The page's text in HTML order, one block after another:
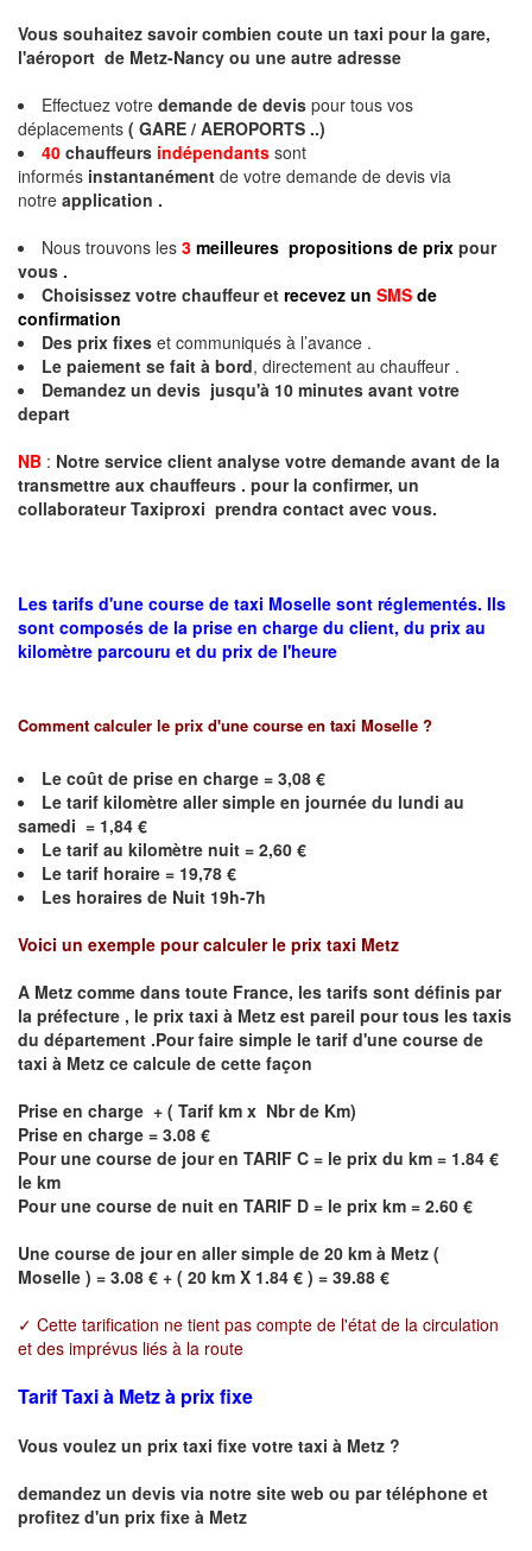
Vous souhaitez savoir combien coute un taxi pour la gare,
l'aéroport de Metz-Nancy ou une autre adresse
Effectuez votre demande de devis pour tous vos
déplacements ( GARE / AEROPORTS ..)
40 chauffeurs indépendants sont
informés instantanément de votre demande de devis via
notre application .
Nous trouvons les 3 meilleures propositions de prix pour
vous .
Choisissez votre chauffeur et recevez un SMS de
confirmation
Des prix fixes et communiqués à l’avance .
Le paiement se fait à bord, directement au chauffeur .
Demandez un devis jusqu'à 10 minutes avant votre
depart
NB : Notre service client analyse votre demande avant de la
transmettre aux chauffeurs . pour la confirmer, un
collaborateur Taxiproxi prendra contact avec vous.
Les tarifs d'une course de taxi Moselle sont réglementés. Ils
sont composés de la prise en charge du client, du prix au
kilomètre parcouru et du prix de l'heure
Comment calculer le prix d'une course en taxi Moselle ?
Le coût de prise en charge = 3,08 €
Le tarif kilomètre aller simple en journée du lundi au
samedi = 1,84 €
Le tarif au kilomètre nuit = 2,60 €
Le tarif horaire = 19,78 €
Les horaires de Nuit 19h-7h
Voici un exemple pour calculer le prix taxi Metz
A Metz comme dans toute France, les tarifs sont définis par
la préfecture , le prix taxi à Metz est pareil pour tous les taxis
du département .Pour faire simple le tarif d'une course de
taxi à Metz ce calcule de cette façon
Prise en charge + ( Tarif km x Nbr de Km)
Prise en charge = 3.08 €
Pour une course de jour en TARIF C = le prix du km = 1.84 €
le km
Pour une course de nuit en TARIF D = le prix km = 2.60 €
Une course de jour en aller simple de 20 km à Metz (
Moselle ) = 3.08 € + ( 20 km X 1.84 € ) = 39.88 €
✓ Cette tarification ne tient pas compte de l'état de la circulation
et des imprévus liés à la route
Tarif Taxi à Metz à prix fixe
Vous voulez un prix taxi fixe votre taxi à Metz ?
demandez un devis via notre site web ou par téléphone et
profitez d'un prix fixe à Metz